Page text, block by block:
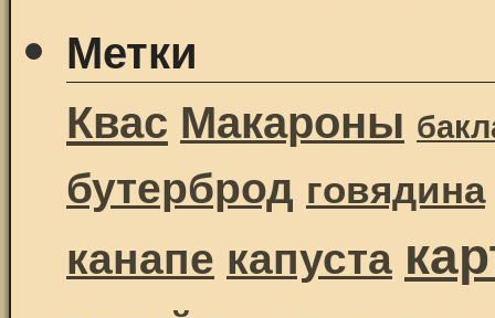
Метки
Квас Макароны
бутерброд говядина
канапе капуста